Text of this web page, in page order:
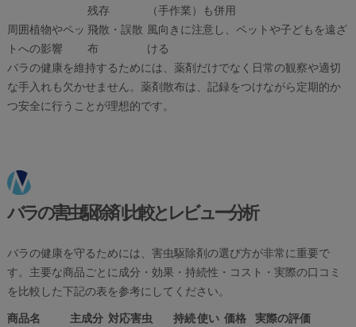
残存
（手作業）も併用
周囲植物やペッ
トへの影響
飛散・誤散
布
風向きに注意し、ペットや子どもを遠ざ
ける
バラの健康を維持するためには、薬剤だけでなく日常の観察や適切
な手入れも欠かせません。薬剤散布は、記録をつけながら定期的か
つ安全に行うことが理想的です。
バラの害虫駆除剤比較とレビュー分析
バラの健康を守るためには、害虫駆除剤の選び方が非常に重要で
す。主要な商品ごとに成分・効果・持続性・コスト・実際の口コミ
を比較した下記の表を参考にしてください。
商品名
主成分 対応害虫
持続使い 価格 実際の評価